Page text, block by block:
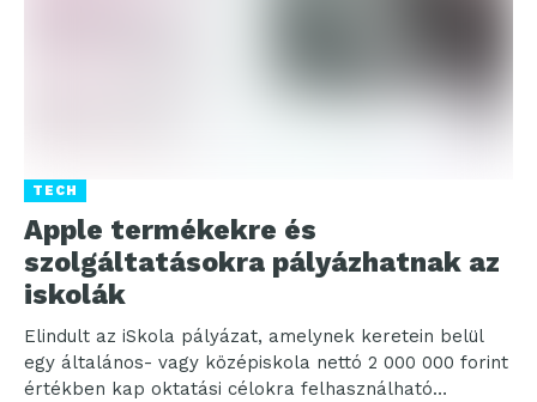
TECH
Apple termékekre és
szolgáltatásokra pályázhatnak az
iskolák
Elindult az iSkola pályázat, amelynek keretein belül
egy általános- vagy középiskola nettó 2 000 000 forint
értékben kap oktatási célokra felhasználható